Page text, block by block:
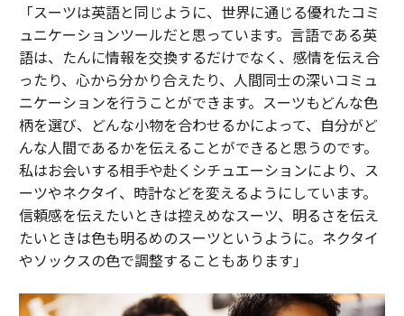
「スーツは英語と同じように、世界に通じる優れたコミ
ュニケーションツールだと思っています。言語である英
語は、たんに情報を交換するだけでなく、感情を伝え合
ったり、心から分かり合えたり、人間同士の深いコミュ
ニケーションを行うことができます。スーツもどんな色
柄を選び、どんな小物を合わせるかによって、自分がど
んな人間であるかを伝えることができると思うのです。
私はお会いする相手や赴くシチュエーションにより、ス
ーツやネクタイ、時計などを変えるようにしています。
信頼感を伝えたいときは控えめなスーツ、明るさを伝え
たいときは色も明るめのスーツというように。ネクタイ
やソックスの色で調整することもあります」